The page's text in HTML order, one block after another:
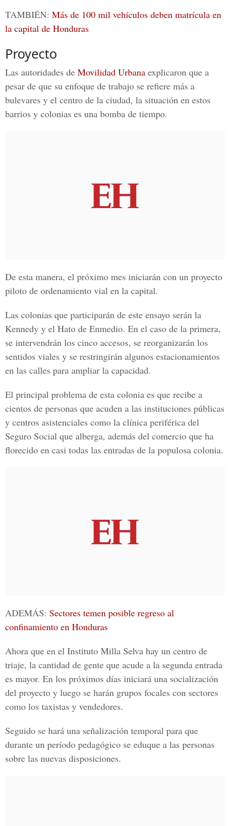
TAMBIÉN: Más de 100 mil vehículos deben matrícula en
la capital de Honduras
Proyecto
Las autoridades de Movilidad Urbana explicaron que a
pesar de que su enfoque de trabajo se refiere más a
bulevares y el centro de la ciudad, la situación en estos
barrios y colonias es una bomba de tiempo.
De esta manera, el próximo mes iniciarán con un proyecto
piloto de ordenamiento vial en la capital.
Las colonias que participarán de este ensayo serán la
Kennedy y el Hato de Enmedio. En el caso de la primera,
se intervendrán los cinco accesos, se reorganizarán los
sentidos viales y se restringirán algunos estacionamientos
en las calles para ampliar la capacidad.
El principal problema de esta colonia es que recibe a
cientos de personas que acuden a las instituciones públicas
y centros asistenciales como la clínica periférica del
Seguro Social que alberga, además del comercio que ha
florecido en casi todas las entradas de la populosa colonia.
ADEMÁS: Sectores temen posible regreso al
confinamiento en Honduras
Ahora que en el Instituto Milla Selva hay un centro de
triaje, la cantidad de gente que acude a la segunda entrada
es mayor. En los próximos días iniciará una socialización
del proyecto y luego se harán grupos focales con sectores
como los taxistas y vendedores.
Seguido se hará una señalización temporal para que
durante un período pedagógico se eduque a las personas
sobre las nuevas disposiciones.